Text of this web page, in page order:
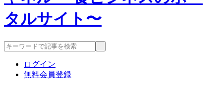
ログイン
無料会員登録